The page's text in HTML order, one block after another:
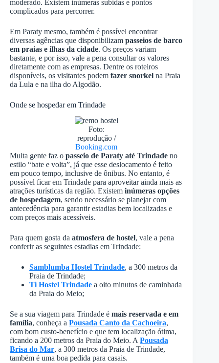
moderado. Existem inúmeras subidas e pontos
complicados para percorrer.
Em Paraty mesmo, também é possível encontrar
diversas agências que disponibilizam passeios de barco
em praias e ilhas da cidade. Os preços variam
bastante, e por isso, vale a pena consultar os valores
diretamente com as empresas. Dentre os roteiros
disponíveis, os visitantes podem fazer snorkel na Praia
da Lula e na ilha do Algodão.
Onde se hospedar em Trindade
Foto:
reprodução /
Booking.com
Muita gente faz o passeio de Paraty até Trindade no
estilo “bate e volta”, já que esse deslocamento é feito
em pouco tempo, inclusive de ônibus. No entanto, é
possível ficar em Trindade para aproveitar ainda mais as
atrações turísticas da região. Existem inúmeras opções
de hospedagem, sendo necessário se planejar com
antecedência para garantir estadias bem localizadas e
com preços mais acessíveis.
Para quem gosta da atmosfera de hostel, vale a pena
conferir as seguintes estadias em Trindade:
Samblumba Hostel Trindade, a 300 metros da
Praia de Trindade;
Ti Hostel Trindade a oito minutos de caminhada
da Praia do Meio;
Se a sua viagem para Trindade é mais reservada e em
família, conheça a Pousada Canto da Cachoeira,
com bom custo-benefício e que tem localização ótima,
ficando a 200 metros da Praia do Meio. A Pousada
Brisa do Mar, a 300 metros da Praia de Trindade,
também é uma boa pedida para casais.